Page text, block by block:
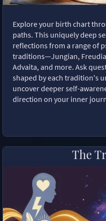
Explore your birth chart
paths. This uniquely deep
reflections from a range of
traditions—Jungian,
Advaita, and more. Ask
shaped by each tradition's
uncover deeper self-
direction on your inner
The